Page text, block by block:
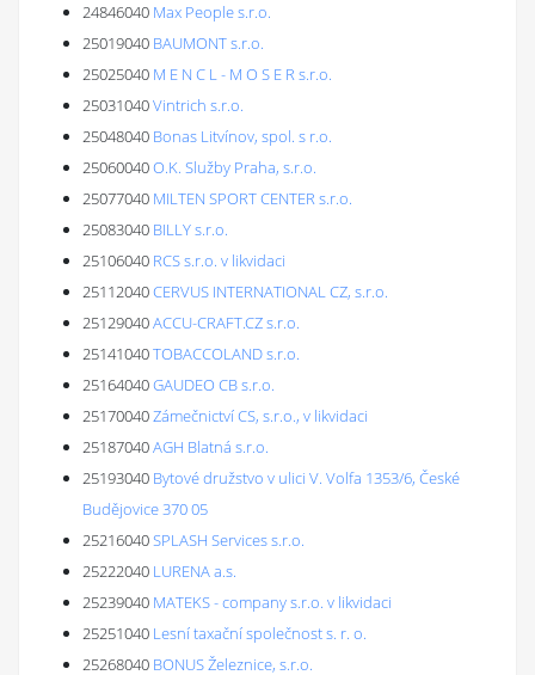
24846040 Max People s.r.o.
25019040 BAUMONT s.r.o.
25025040 M E N C L - M O S E R s.r.o.
25031040Vintrich s.r.o.
25048040 Bonas Litvínov, spol. s r.o.
25060040O.K. Služby Praha, s.r.o.
25077040 MILTEN SPORT CENTER s.r.o.
25083040 BILLY s.r.o.
25106040 RCS s.r.o. v likvidaci
25112040CERVUS INTERNATIONAL CZ, s.r.o.
25129040ACCU-CRAFT.CZ s.r.o.
25141040TOBACCOLAND s.r.o.
25164040GAUDEO CB s.r.o.
25170040Zámečnictví CS, s.r.o., v likvidaci
25187040AGH Blatná s.r.o.
25193040 Bytové družstvo v ulici V. Volfa 1353/6, České
Budějovice 370 05
25216040SPLASH Services s.r.o.
25222040 LURENA a.s.
25239040 MATEKS - company s.r.o. v likvidaci
25251040 Lesní taxační společnost s. r. o.
25268040 BONUS Železnice, s.r.o.